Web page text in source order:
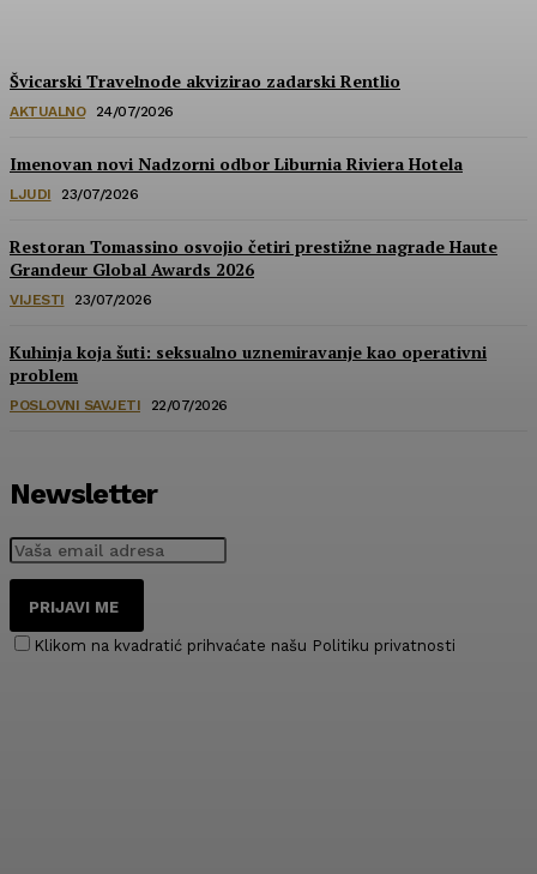
Švicarski Travelnode akvizirao zadarski Rentlio
AKTUALNO 24/07/2026
Imenovan novi Nadzorni odbor Liburnia Riviera Hotela
LJUDI 23/07/2026
Restoran Tomassino osvojio četiri prestižne nagrade Haute
Grandeur Global Awards 2026
VIJESTI 23/07/2026
Kuhinja koja šuti: seksualno uznemiravanje kao operativni
problem
POSLOVNI SAVJETI 22/07/2026
Newsletter
PRIJAVI ME
Klikom na kvadratić prihvaćate našu Politiku privatnosti